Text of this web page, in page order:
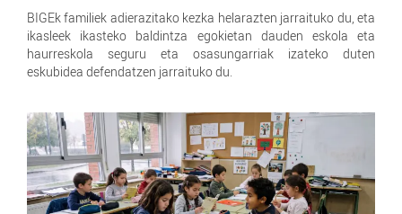
BIGEk familiek adierazitako kezka helarazten jarraituko du, eta
ikasleek ikasteko baldintza egokietan dauden eskola eta
haurreskola seguru eta osasungarriak izateko duten
eskubidea defendatzen jarraituko du.